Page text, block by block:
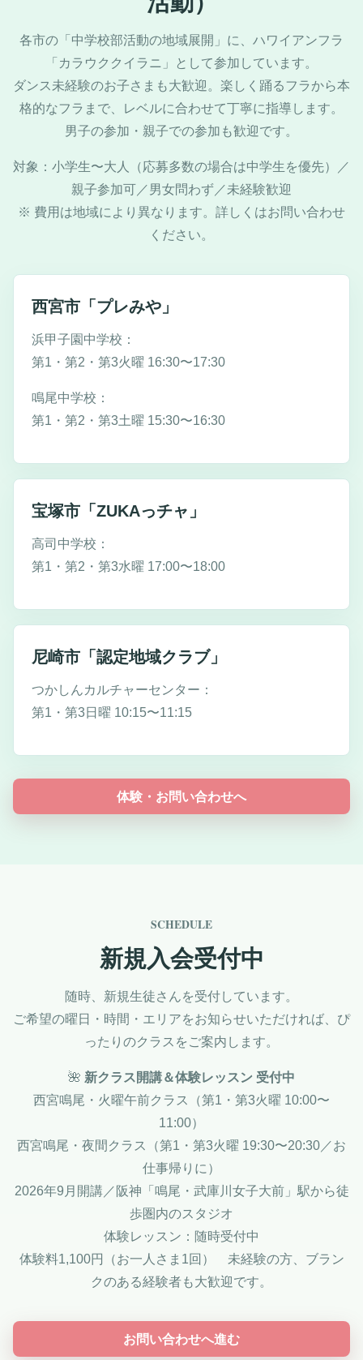
各市の「中学校部活動の地域展開」に、ハワイアンフラ
「カラウククイラニ」として参加しています。
ダンス未経験のお子さまも大歓迎。楽しく踊るフラから本
格的なフラまで、レベルに合わせて丁寧に指導します。
男子の参加・親子での参加も歓迎です。
対象：小学生〜大人（応募多数の場合は中学生を優先）／
親子参加可／男女問わず／未経験歓迎
※ 費用は地域により異なります。詳しくはお問い合わせ
ください。
西宮市「プレみや」
浜甲子園中学校：
第1・第2・第3火曜 16:30〜17:30
鳴尾中学校：
第1・第2・第3土曜 15:30〜16:30
宝塚市「ZUKAっチャ」
高司中学校：
第1・第2・第3水曜 17:00〜18:00
尼崎市「認定地域クラブ」
つかしんカルチャーセンター：
第1・第3日曜 10:15〜11:15
体験・お問い合わせへ
SCHEDULE
新規入会受付中
随時、新規生徒さんを受付しています。
ご希望の曜日・時間・エリアをお知らせいただければ、ぴ
ったりのクラスをご案内します。
🌺 新クラス開講＆体験レッスン 受付中
西宮鳴尾・火曜午前クラス（第1・第3火曜 10:00〜
11:00）
西宮鳴尾・夜間クラス（第1・第3火曜 19:30〜20:30／お
仕事帰りに）
2026年9月開講／阪神「鳴尾・武庫川女子大前」駅から徒
歩圏内のスタジオ
体験レッスン：随時受付中
体験料1,100円（お一人さま1回） 未経験の方、ブラン
クのある経験者も大歓迎です。
お問い合わせへ進む